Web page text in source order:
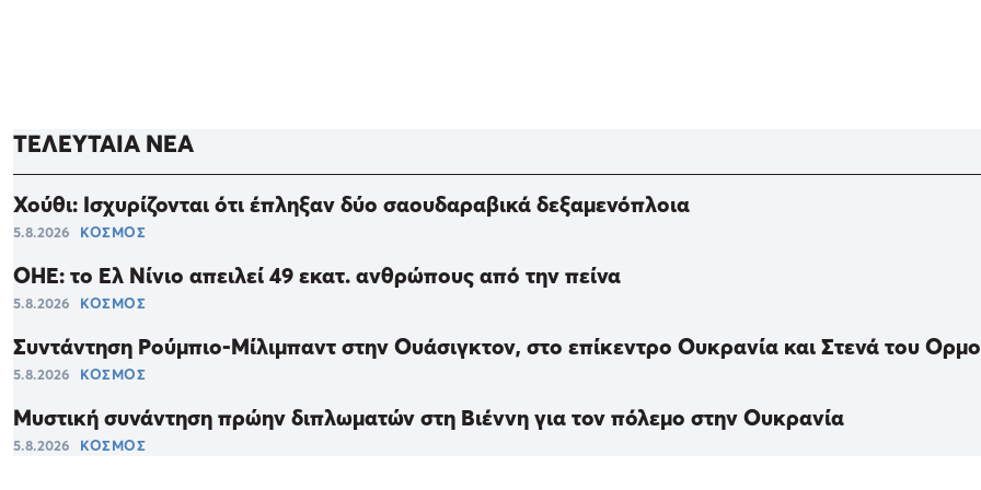
ΤΕΛΕΥΤΑΙΑ ΝΕΑ
Χούθι: Ισχυρίζονται ότι έπληξαν δύο σαουδαραβικά δεξαμενόπλοια
5.8.2026 ΚΟΣΜΟΣ
ΟΗΕ: το Ελ Νίνιο απειλεί 49 εκατ. ανθρώπους από την πείνα
5.8.2026 ΚΟΣΜΟΣ
Συντάντηση Ρούμπιο-Μίλιμπαντ στην Ουάσιγκτον, στο επίκεντρο Ουκρανία και Στενά του
5.8.2026 ΚΟΣΜΟΣ
Μυστική συνάντηση πρώην διπλωματών στη Βιέννη για τον πόλεμο στην Ουκρανία
5.8.2026 ΚΟΣΜΟΣ